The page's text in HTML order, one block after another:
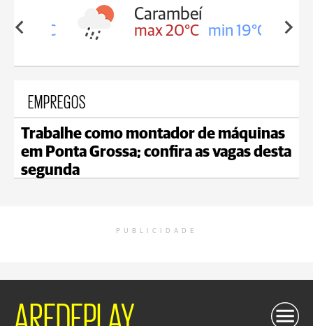
19°C
Carambeí
max 20°C min 19°C
EMPREGOS
Trabalhe como montador de máquinas
em Ponta Grossa; confira as vagas desta
segunda
PUBLICIDADE
AREDEPLAY